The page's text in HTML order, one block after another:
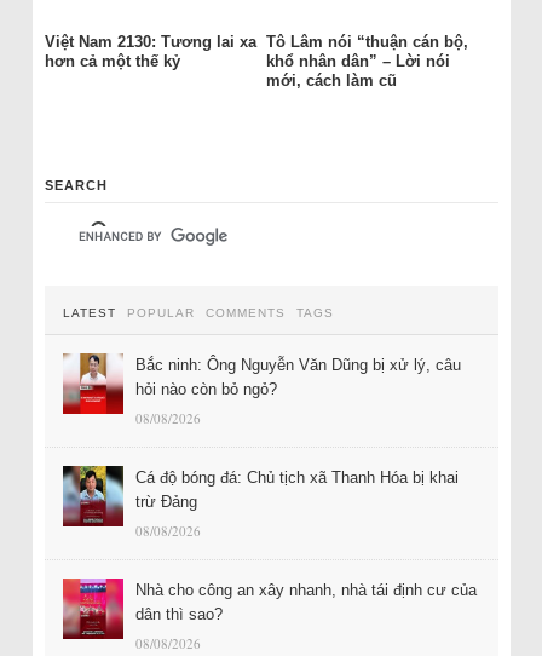
Việt Nam 2130: Tương lai xa
hơn cả một thế kỷ
Tô Lâm nói “thuận cán bộ,
khổ nhân dân” – Lời nói
mới, cách làm cũ
SEARCH
LATEST POPULAR COMMENTS TAGS
Bắc ninh: Ông Nguyễn Văn Dũng bị xử lý, câu
hỏi nào còn bỏ ngỏ?
08/08/2026
Cá độ bóng đá: Chủ tịch xã Thanh Hóa bị khai
trừ Đảng
08/08/2026
Nhà cho công an xây nhanh, nhà tái định cư của
dân thì sao?
08/08/2026